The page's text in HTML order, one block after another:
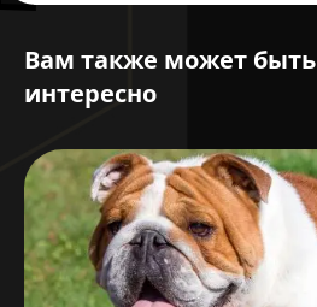
Вам также может быть
интересно